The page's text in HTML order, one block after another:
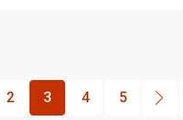
2 3 4 5